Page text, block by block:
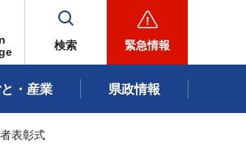
検索 緊急情報
・産業 県政情報
表彰式